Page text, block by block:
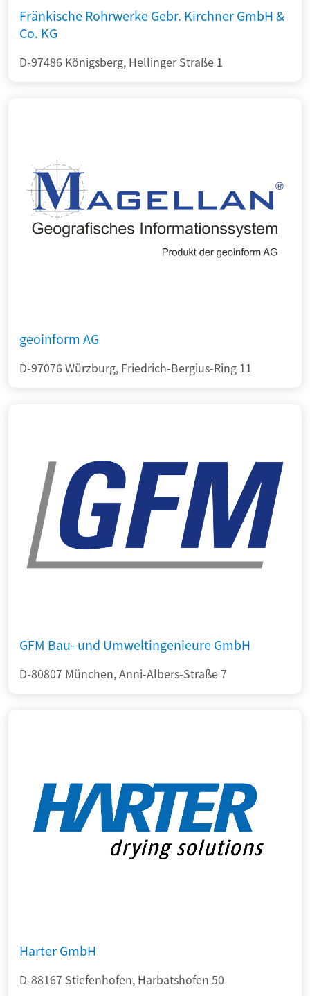
Fränkische Rohrwerke Gebr. Kirchner GmbH &
Co. KG
D-97486 Königsberg, Hellinger Straße 1
geoinform AG
D-97076 Würzburg, Friedrich-Bergius-Ring 11
GFM Bau- und Umweltingenieure GmbH
D-80807 München, Anni-Albers-Straße 7
Harter GmbH
D-88167 Stiefenhofen, Harbatshofen 50